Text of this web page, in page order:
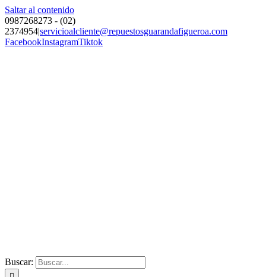
Saltar al contenido
0987268273 - (02)
2374954|servicioalcliente@repuestosguarandafigueroa.com
FacebookInstagramTiktok
Buscar: